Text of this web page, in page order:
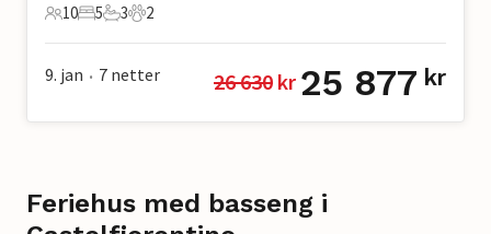
10 Gjester
10
5 Soverom
5
3 Bad
3
2 Kjæledyr
2
9. jan • 7 netter 26 630 kr 25 877 kr
Feriehus med basseng i